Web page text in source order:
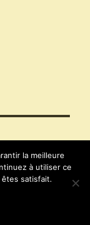
la meilleure
à utiliser ce
satisfait.